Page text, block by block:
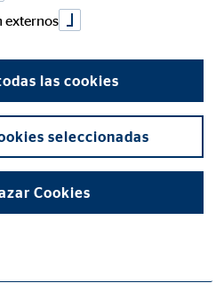
Belloso
Allfinanz España S.A.
las
buscas
externos
las cookies
seleccionadas
Cookies